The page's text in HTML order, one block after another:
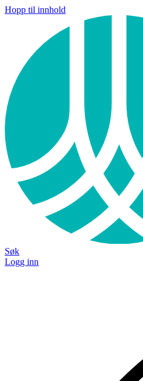
Hopp til innhold
Søk
Logg inn